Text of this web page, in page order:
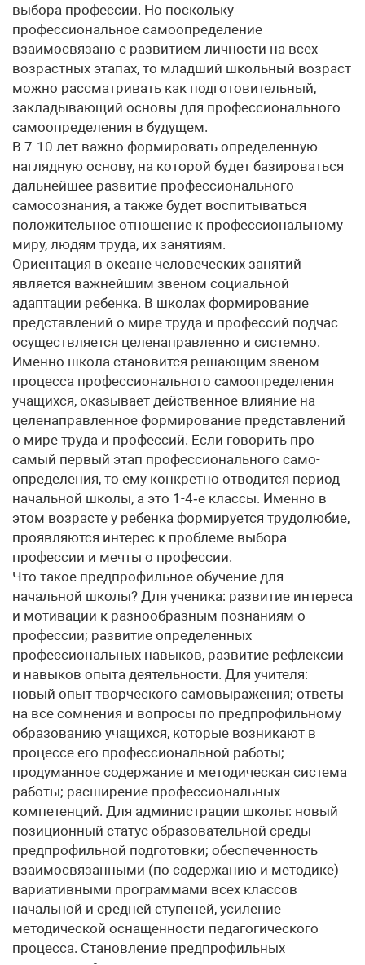
выбора профессии. Но поскольку
профессиональное самоопределение
взаимосвязано с развитием личности на всех
возрастных этапах, то младший школьный возраст
можно рассматривать как подготовительный,
закладывающий основы для профессионального
самоопределения в будущем.
В 7-10 лет важно формировать определенную
наглядную основу, на которой будет базироваться
дальнейшее развитие профессионального
самосознания, а также будет воспитываться
положительное отношение к профессиональному
миру, людям труда, их занятиям.
Ориентация в океане человеческих занятий
является важнейшим звеном социальной
адаптации ребенка. В школах формирование
представлений о мире труда и профессий подчас
осуществляется целенаправленно и системно.
Именно школа становится решающим звеном
процесса профессионального самоопределения
учащихся, оказывает действенное влияние на
целенаправленное формирование представлений
о мире труда и профессий. Если говорить про
самый первый этап профессионального само­
определения, то ему конкретно отводится период
начальной школы, а это 1-4‑е классы. Именно в
этом возрасте у ребенка формируется трудолюбие,
проявляются интерес к проблеме выбора
профессии и мечты о профессии.
Что такое предпрофильное обучение для
начальной школы? Для ученика: развитие интереса
и мотивации к разнообразным познаниям о
профессии; развитие определенных
профессиональных навыков, развитие рефлексии
и навыков опыта деятельности. Для учителя:
новый опыт творческого самовыражения; ответы
на все сомнения и вопросы по предпрофильному
образованию учащихся, которые возникают в
процессе его профессиональной работы;
продуманное содержание и методическая система
работы; расширение профессиональных
компетенций. Для администрации школы: новый
позиционный статус образовательной среды
предпрофильной подготовки; обеспеченность
взаимосвязанными (по содержанию и методике)
вариативными программами всех классов
начальной и средней ступеней, усиление
методической оснащенности педагогического
процесса. Становление предпрофильных